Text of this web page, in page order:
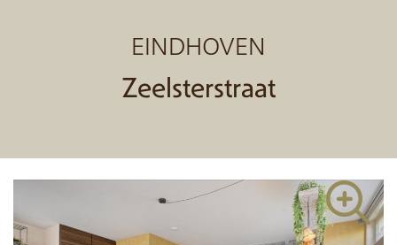
EINDHOVEN
Zeelsterstraat